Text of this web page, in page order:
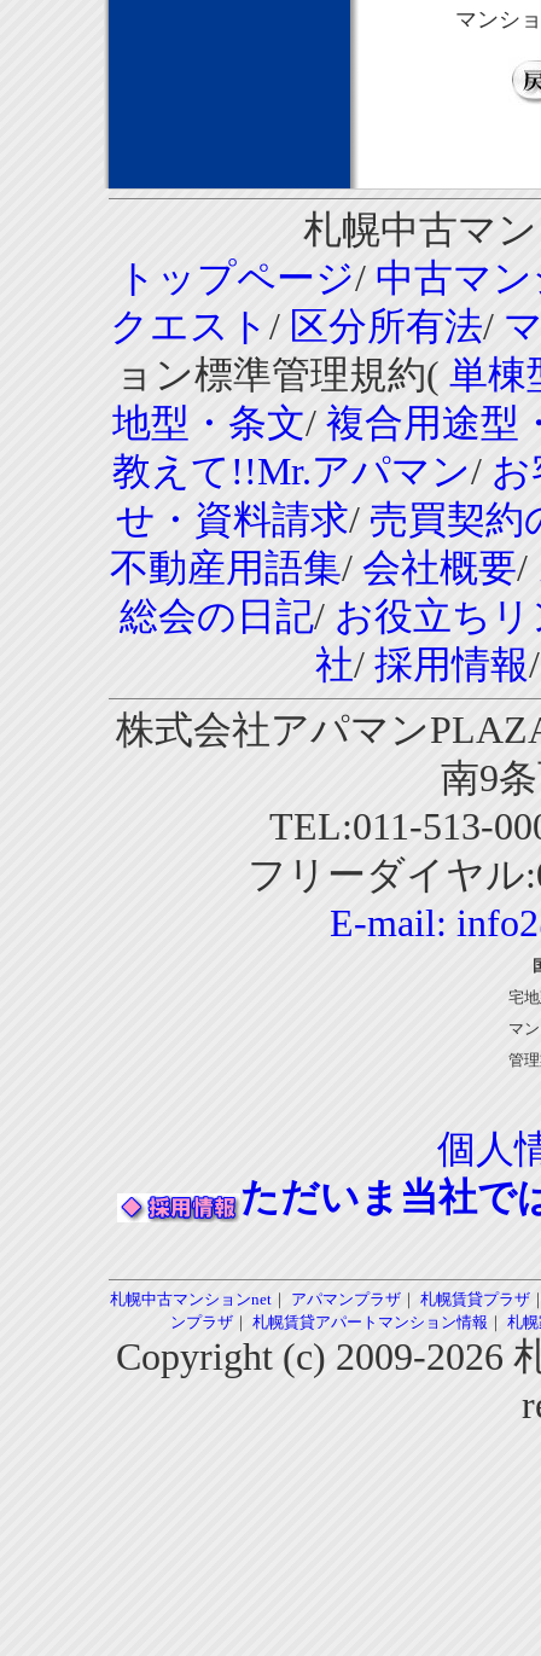
マンシ
札幌中古マ
トップページ/ 中古マ
クエスト / 区分所有法/
ョン標準管理規約( 単棟
地型・条文/ 複合用途型
教えて!!Mr.アパマン/ お
せ・資料請求/ 売買契約
不動産用語集/ 会社概要/
総会の日記/ お役立ち
社/ 採用情報
株式会社アパマン
南9
TEL:011-513-
フリーダイヤル
E-mail:
宅
マ
管
個人
ただいま当社で
札幌中古マンションnet｜ アパマンプラザ｜ 札幌賃貸プラザ
ンプラザ｜ 札幌賃貸アパートマンション情報 ｜ 札
Copyright (c) 2009-2026